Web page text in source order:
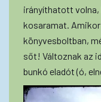
irányíthatott volna,
kosaramat.
könyvesboltban,
sőt! Változnak az
bunkó eladót (ó,